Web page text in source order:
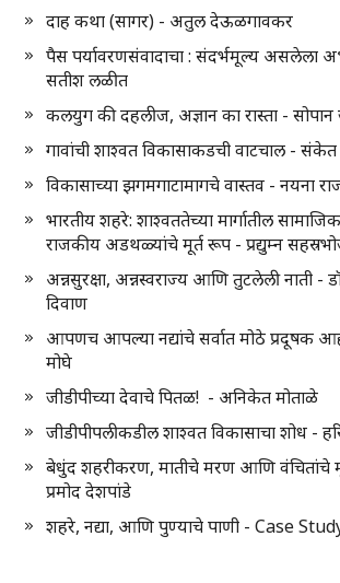
दाह कथा (सागर) - अतुल देऊळगावकर
पैस पर्यावरणसंवादाचा : संदर्भमूल्य असलेला
सतीश लळीत
कलयुग की दहलीज, अज्ञान का रास्ता - सोपान
गावांची शाश्वत विकासाकडची वाटचाल -
विकासाच्या झगमगाटामागचे वास्तव - नयना
भारतीय शहरे: शाश्वततेच्या मार्गातील
राजकीय अडथळ्यांचे मूर्त रूप - प्रद्युम्न
अन्नसुरक्षा, अन्नस्वराज्य आणि तुटलेली नाती -
दिवाण
आपणच आपल्या नद्यांचे सर्वात मोठे प्रदूषक
मोघे
जीडीपीच्या देवाचे पितळ! - अनिकेत मोताळे
जीडीपीपलीकडील शाश्वत विकासाचा शोध -
बेधुंद शहरीकरण, मातीचे मरण आणि
प्रमोद देशपांडे
शहरे, नद्या, आणि पुण्याचे पाणी - Case